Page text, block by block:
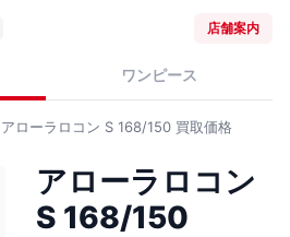
店舗案内
ワンピース
アローラロコン S 168/150 買取価格
アローラロコン
S 168/150